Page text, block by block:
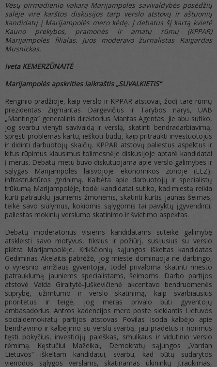
Vėsų pirmadienio vakarą Marijampolės savivaldybės posėdžių
salėje virė karštos diskusijos tarp verslo atstovų ir aštuonių
kandidatų į Marijampolės mero kėdę. Į debatus šį kartą kvietė
Kauno prekybos, pramonės ir amatų rūmų (KPPAR)
Marijampolės filialas. Juos moderavo žurnalistas Raigardas
Musnickas.
Iveta KEMERZŪNAITĖ
Marijampolės apskrities laikraštis „SUVALKIETIS“
Renginio pradžioje, kaip verslo ir KPPAR atstovai, žodį tarė rūmų
prezidentas Zigmantas Dargevičius ir Tarybos narys, UAB
„Mantinga“ generalinis direktorius Mantas Agentas. Jie abu sutiko,
jog svarbu vienyti savivaldą ir verslą, skatinti bendradarbiavimą,
spręsti problemas kartu, ieškoti būdų, kaip pritraukti investuotojus
ir didinti darbuotojų skaičių. KPPAR atstovų paliestus aspektus ir
kitus rūpimus klausimus tolimesnėje diskusijoje aptarė kandidatai
į merus. Debatų metu buvo diskutuojama apie verslo galimybes ir
sąlygas Marijampolės laisvojoje ekonomikos zonoje (LEZ),
infrastruktūros gerinimą. Kalbėta apie darbuotojų ir specialistų
trūkumą Marijampolėje, todėl kandidatai sutiko, kad miestą reikia
kurti patrauklų jauniems žmonėms, skatinti kurtis jaunas šeimas,
teikė savo siūlymus, kokiomis sąlygomis tai pavyktų įgyvendinti,
paliestas mokinių verslumo skatinimo ir švietimo aspektas.
Debatų moderatorius visiems kandidatams suteikė galimybę
atskleisti savo motyvus, tikslus ir požiūrį, susijusius su verslo
plėtra Marijampolėje. Krikščionių sąjungos iškeltas kandidatas
Gediminas Akelaitis pabrėžė, jog mieste dominuoja ne darbingo,
o vyresnio amžiaus gyventojai, todėl privaloma skatinti miesto
patrauklumą jauniems specialistams, šeimoms. Darbo partijos
atstovė Vaida Giraitytė-Juškevičienė akcentavo bendruomenės
stiprybę, užimtumo ir verslo skatinimą, kaip svarbiausius
prioritetus ir teigė, jog meras privalo būti gyventojų
ambasadorius. Antros kadencijos mero poste siekiantis Lietuvos
socialdemokratų partijos atstovas Povilas Isoda kalbėjo apie
bendravimo ir kalbėjimo su verslu svarbą, jau pradėtus ir norimus
tęsti pokyčius, investicijų paieškas, smulkaus ir vidutinio verslo
rėmimą. Kęstučiui Mažeikai, Demokratų sąjungos „Vardan
Lietuvos“ iškeltam kandidatui, svarbu, kad būtų sudarytos
vienodos sąlygos verslams, skatinamas ūkininkų įtraukimas,